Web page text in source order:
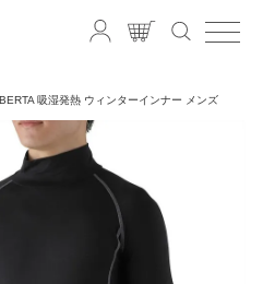
吸湿発熱 ウィンターインナー メンズ